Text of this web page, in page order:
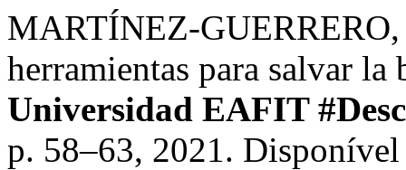
MARTÍNEZ-GUERRERO,
herramientas para salvar la
Universidad EAFIT
p. 58–63, 2021. Disponível